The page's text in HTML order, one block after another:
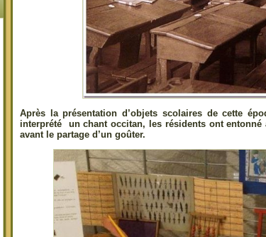
Après la présentation d’objets scolaires de cette
interprété un chant occitan, les résidents ont
avant le partage d’un goûter.